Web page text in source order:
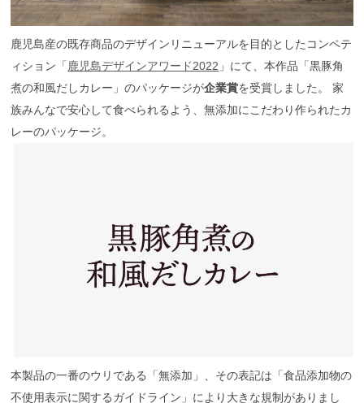
鹿児島産の既存商品のデザインリニューアルを目的としたコンペテ
ィション「 鹿児島デザインアワード2022 」にて、本作品「黒豚角
煮の和風だしカレー」のパッケージが企業賞を受賞しました。 家
族みんなで安心して食べられるよう、無添加にこだわり作られたカ
レーのパッケージ。
本製品の一番のウリである「無添加」、その表記は「食品添加物の
不使用表示に関するガイドライン」により大きな規制がありまし